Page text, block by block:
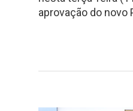
aprovação do novo